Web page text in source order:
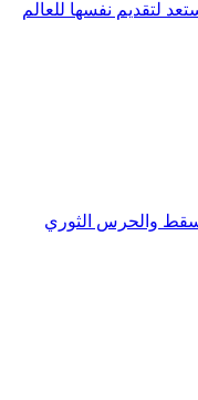
لتقديم نفسها للعالم
والحرس الثوري